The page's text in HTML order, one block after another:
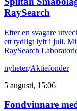
RaySearch
Efter en svagare
ett tydligt lyft i juli.
RaySearch
nyheter/Aktiefonder
5 augusti, 15:06
Fondvinnare